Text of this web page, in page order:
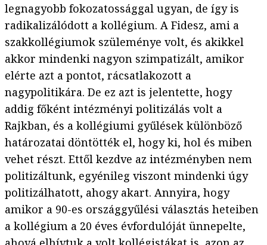
legnagyobb fokozatossággal ugyan, de így is
radikalizálódott a kollégium. A Fidesz, ami a
szakkollégiumok szüleménye volt, és akikkel
akkor mindenki nagyon szimpatizált, amikor
elérte azt a pontot, rácsatlakozott a
nagypolitikára. De ez azt is jelentette, hogy
addig főként intézményi politizálás volt a
Rajkban, és a kollégiumi gyűlések különböző
határozatai döntötték el, hogy ki, hol és miben
vehet részt. Ettől kezdve az intézményben nem
politizáltunk, egyénileg viszont mindenki úgy
politizálhatott, ahogy akart. Annyira, hogy
amikor a 90-es országgyűlési választás heteiben
a kollégium a 20 éves évfordulóját ünnepelte,